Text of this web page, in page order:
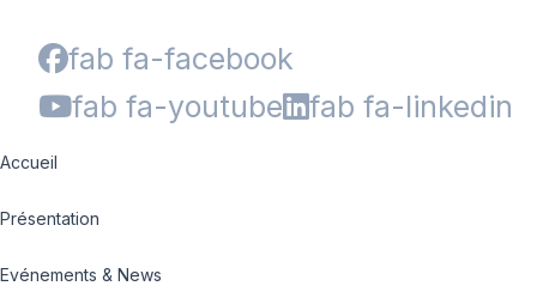
fab fa-facebook
fab fa-youtube
fab fa-linkedin
Accueil
Présentation
Evénements & News